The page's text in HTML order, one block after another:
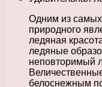
Одним из самых
природного
ледяная
ледяные
неповторимый
белоснежным